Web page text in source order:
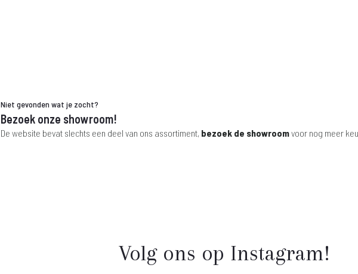
Niet gevonden wat je zocht?
Bezoek onze showroom!
De website bevat slechts een deel van ons assortiment, bezoek de showroomvoor nog meer
Volg ons op Instagram!